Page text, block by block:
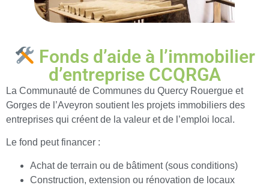
Fonds d’aide à l’immobilier
d’entreprise CCQRGA
La Communauté de Communes du Quercy Rouergue et
Gorges de l’Aveyron soutient les projets immobiliers des
entreprises qui créent de la valeur et de l’emploi local.
Le fond peut financer :
Achat de terrain ou de bâtiment (sous conditions)
Construction, extension ou rénovation de locaux